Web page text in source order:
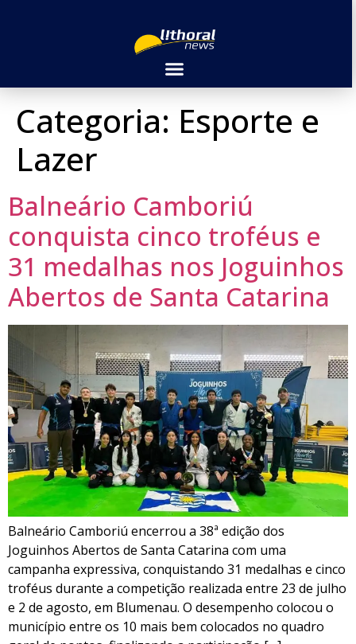
Categoria: Esporte e
Lazer
Balneário Camboriú
conquista cinco troféus e
31 medalhas nos Joguinhos
Abertos de Santa Catarina
Balneário Camboriú encerrou a 38ª edição dos
Joguinhos Abertos de Santa Catarina com uma
campanha expressiva, conquistando 31 medalhas e cinco
troféus durante a competição realizada entre 23 de julho
e 2 de agosto, em Blumenau. O desempenho colocou o
município entre os 10 mais bem colocados no quadro